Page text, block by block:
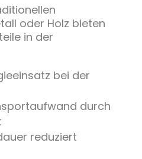
oder Holz bieten
in der
bei der
durch
reduziert